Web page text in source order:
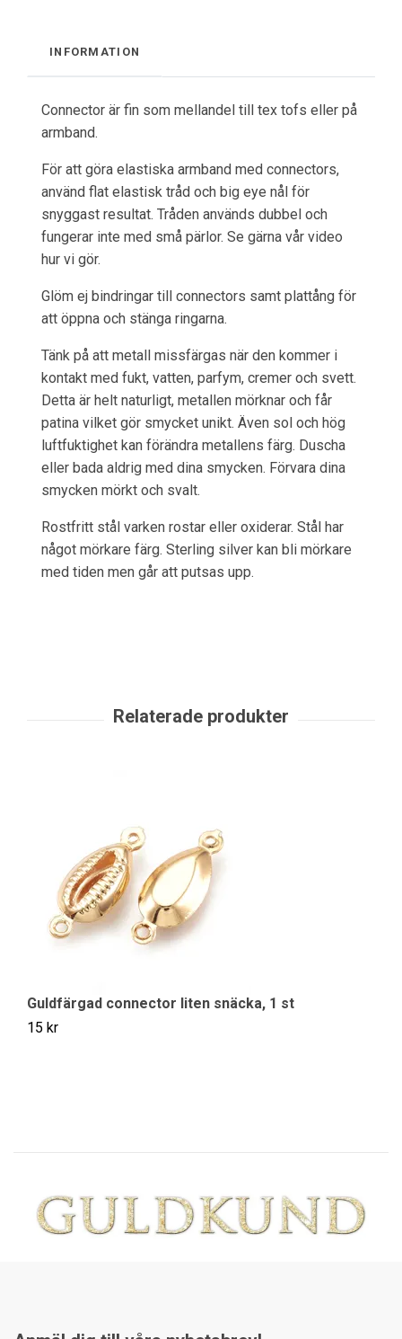
INFORMATION
Connector är fin som mellandel till tex tofs eller på
armband.
För att göra elastiska armband med connectors,
använd flat elastisk tråd och big eye nål för
snyggast resultat. Tråden används dubbel och
fungerar inte med små pärlor. Se gärna vår video
hur vi gör.
Glöm ej bindringar till connectors samt plattång för
att öppna och stänga ringarna.
Tänk på att metall missfärgas när den kommer i
kontakt med fukt, vatten, parfym, cremer och svett.
Detta är helt naturligt, metallen mörknar och får
patina vilket gör smycket unikt. Även sol och hög
luftfuktighet kan förändra metallens färg. Duscha
eller bada aldrig med dina smycken. Förvara dina
smycken mörkt och svalt.
Rostfritt stål varken rostar eller oxiderar. Stål har
något mörkare färg. Sterling silver kan bli mörkare
med tiden men går att putsas upp.
Guldfärgad connector liten snäcka, 1 st
15 kr